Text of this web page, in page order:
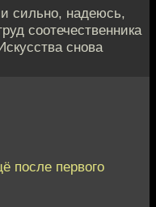
сильно, надеюсь,
соотечественника
снова
после первого